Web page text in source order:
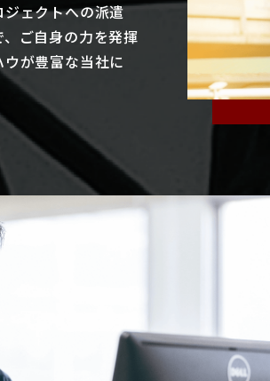
ェクトへの派遣
ご自身の力を発揮
が豊富な当社に